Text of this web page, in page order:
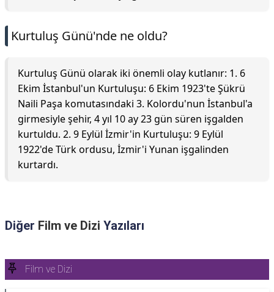
Kurtuluş Günü'nde ne oldu?
Kurtuluş Günü olarak iki önemli olay kutlanır: 1. 6
Ekim İstanbul'un Kurtuluşu: 6 Ekim 1923'te Şükrü
Naili Paşa komutasındaki 3. Kolordu'nun İstanbul'a
girmesiyle şehir, 4 yıl 10 ay 23 gün süren işgalden
kurtuldu. 2. 9 Eylül İzmir'in Kurtuluşu: 9 Eylül
1922'de Türk ordusu, İzmir'i Yunan işgalinden
kurtardı.
Diğer Film ve Dizi Yazıları
Film ve Dizi